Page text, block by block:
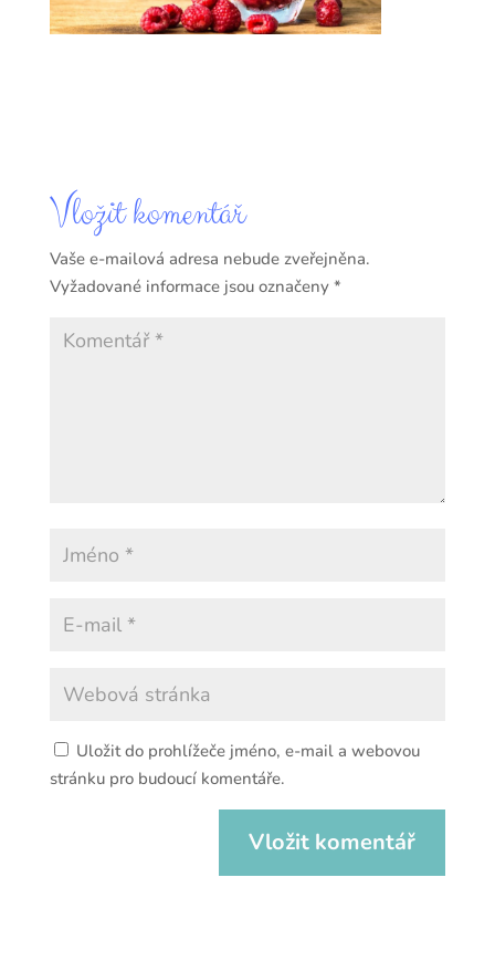
Vložit komentář
Vaše e-mailová adresa nebude zveřejněna.
Vyžadované informace jsou označeny *
Uložit do prohlížeče jméno, e-mail a webovou
stránku pro budoucí komentáře.